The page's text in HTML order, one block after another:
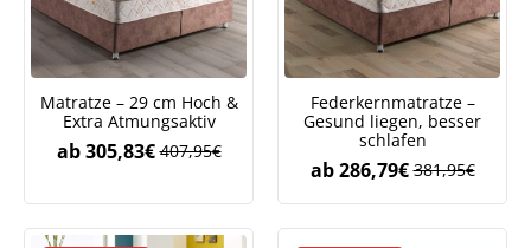
Matratze – 29 cm Hoch &
Extra Atmungsaktiv
ab 407,95€
305,83€
Federkernmatratze –
Gesund liegen, besser
schlafen
ab 381,95€
286,79€